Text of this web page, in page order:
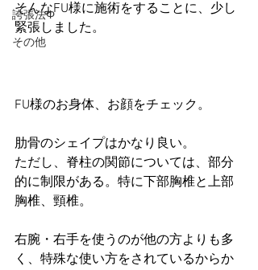
誇張法Φ
その他
そんなFU様に施術をすることに、少し
緊張しました。
FU様のお身体、お顔をチェック。
肋骨のシェイプはかなり良い。
ただし、脊柱の関節については、部分
的に制限がある。特に下部胸椎と上部
胸椎、頸椎。
右腕・右手を使うのが他の方よりも多
く、特殊な使い方をされているからか